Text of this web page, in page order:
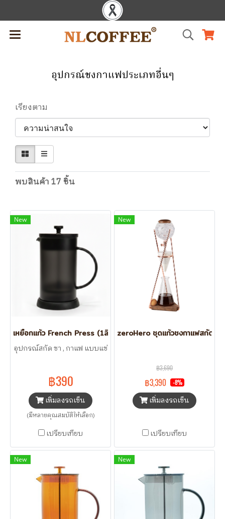
อุปกรณ์ชงกาแฟประเภทอื่นๆ
เรียงตาม
พบสินค้า 17 ชิ้น
New
เหยือกแก้ว French Press (1ลิตร)
อุปกรณ์สกัด ชา , กาแฟ แบบแช่
฿390
เพิ่มลงรถเข็น
(มีหลายคุณสมบัติให้เลือก)
เปรียบเทียบ
New
zeroHero ชุดแก้วชงกาแฟสกัดเย็
฿3,690
฿3,390 -8%
เพิ่มลงรถเข็น
เปรียบเทียบ
New New